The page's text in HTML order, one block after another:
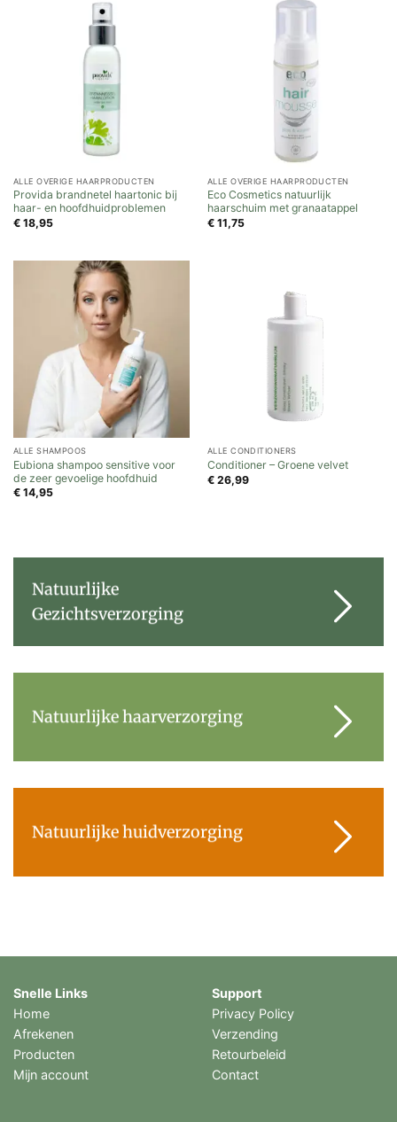
ALLE OVERIGE HAARPRODUCTEN
Provida brandnetel haartonic bij
haar- en hoofdhuidproblemen
€18,95
ALLE OVERIGE HAARPRODUCTEN
Eco Cosmetics natuurlijk
haarschuim met granaatappel
€11,75
ALLE SHAMPOOS
Eubiona shampoo sensitive voor
de zeer gevoelige hoofdhuid
€14,95
ALLE CONDITIONERS
Conditioner – Groene velvet
€26,99
Natuurlijke
Gezichtsverzorging
Natuurlijke haarverzorging
Natuurlijke huidverzorging
Snelle Links
Home
Afrekenen
Producten
Mijn account
Support
Privacy Policy
Verzending
Retourbeleid
Contact